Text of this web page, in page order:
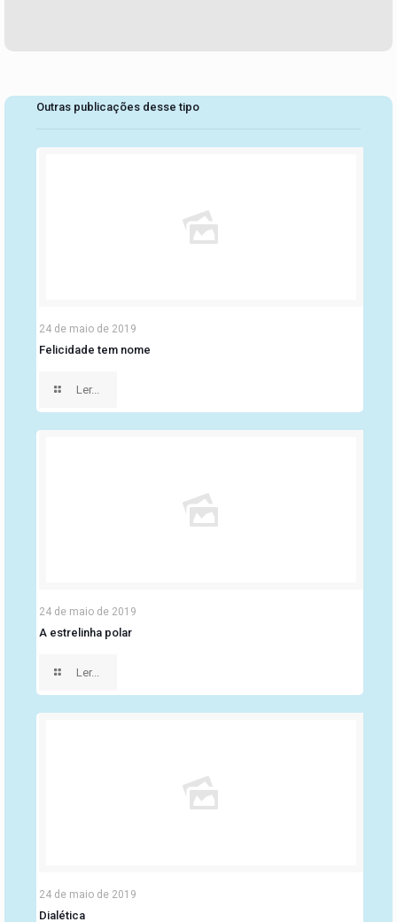
Outras publicações desse tipo
24 de maio de 2019
Felicidade tem nome
Ler...
24 de maio de 2019
A estrelinha polar
Ler...
24 de maio de 2019
Dialética